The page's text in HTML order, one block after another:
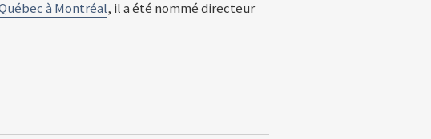
à Montréal, il a été nommé directeur